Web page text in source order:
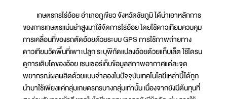
เกษตรกรไร่อ้อย อำเภอภูเขียว จังหวัดชัยภูมิ ได้นำเอาหลักการ
ของการเกษตรแม่นยำสูงมาใช้จัดการไร่อ้อย โดยใช้ดาวเทียมควบคุม
การเคลื่อนที่ของรถตัดอ้อยด้วยระบบ GPS การใช้ภาพถ่ายทาง
ดาวเทียมวัดพื้นที่เพาะปลูก ระบุพิกัดแปลงอ้อยด้วยแท็บเล็ต ใช้โดรน
ดูการเติบโตของอ้อย เซนเซอร์เก็บข้อมูลสภาพอากาศแต่ละจุด
พยากรณ์ผลผลิตด้วยแบบจำลองในปัจจุบันเทคโนโลยีเหล่านี้ได้ถูก
นำมาใช้เพียงแค่กลุ่มเกษตรกรบางกลุ่มเท่านั้น เนื่องจากยังมีต้นทุนที่